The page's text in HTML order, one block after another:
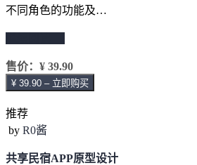
不同角色的功能及…
售价： ¥ 39.90
¥ 39.90 – 立即购买
推荐
by R0酱
共享民宿APP原型设计